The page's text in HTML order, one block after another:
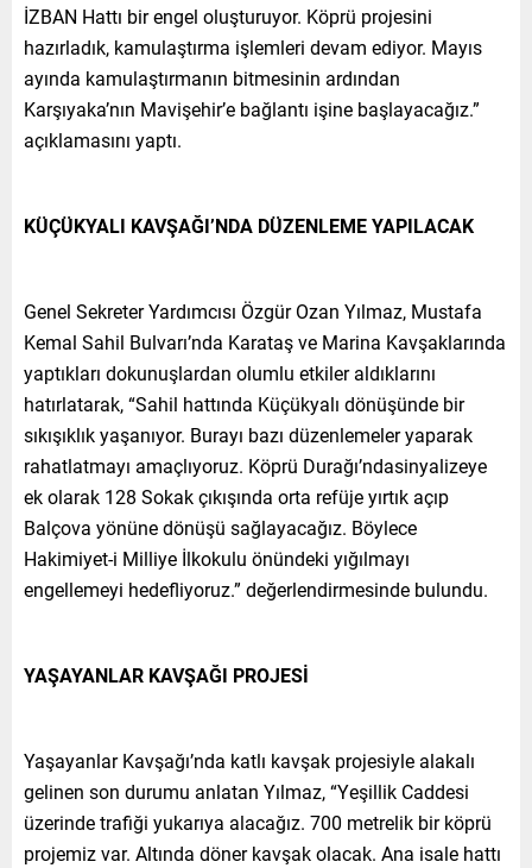
İZBAN Hattı bir engel oluşturuyor. Köprü projesini
hazırladık, kamulaştırma işlemleri devam ediyor. Mayıs
ayında kamulaştırmanın bitmesinin ardından
Karşıyaka’nın Mavişehir’e bağlantı işine başlayacağız.”
açıklamasını yaptı.
KÜÇÜKYALI KAVŞAĞI’NDA DÜZENLEME YAPILACAK
Genel Sekreter Yardımcısı Özgür Ozan Yılmaz, Mustafa
Kemal Sahil Bulvarı’nda Karataş ve Marina Kavşaklarında
yaptıkları dokunuşlardan olumlu etkiler aldıklarını
hatırlatarak, “Sahil hattında Küçükyalı dönüşünde bir
sıkışıklık yaşanıyor. Burayı bazı düzenlemeler yaparak
rahatlatmayı amaçlıyoruz. Köprü Durağı’ndasinyalizeye
ek olarak 128 Sokak çıkışında orta refüje yırtık açıp
Balçova yönüne dönüşü sağlayacağız. Böylece
Hakimiyet-i Milliye İlkokulu önündeki yığılmayı
engellemeyi hedefliyoruz.” değerlendirmesinde bulundu.
YAŞAYANLAR KAVŞAĞI PROJESİ
Yaşayanlar Kavşağı’nda katlı kavşak projesiyle alakalı
gelinen son durumu anlatan Yılmaz, “Yeşillik Caddesi
üzerinde trafiği yukarıya alacağız. 700 metrelik bir köprü
projemiz var. Altında döner kavşak olacak. Ana isale hattı